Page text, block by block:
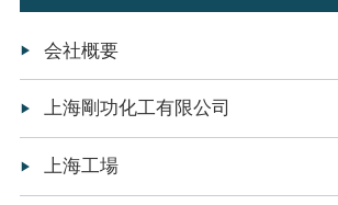
会社概要
上海剛功化工有限公司
上海工場